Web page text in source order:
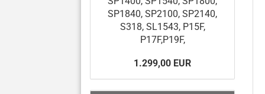
SP1840, SP2100, SP2140,
S318, SL1543, P15F,
P17F,P19F,
1.299,00 EUR